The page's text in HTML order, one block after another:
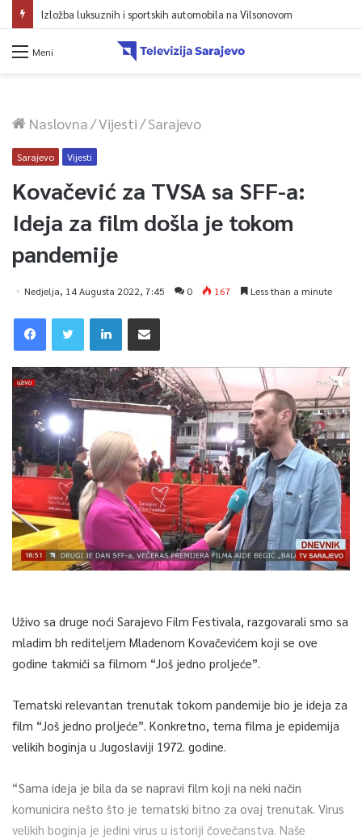
Izložba luksuznih i sportskih automobila na Vilsonovom
Meni
Naslovna/Vijesti/Sarajevo
Sarajevo Vijesti
Kovačević za TVSA sa SFF-a:
Ideja za film došla je tokom
pandemije
Nedjelja, 14 Augusta 2022, 7:45 0 167 Less than a minute
Uživo sa druge noći Sarajevo Film Festivala, razgovarali smo sa
mladim bh rediteljem Mladenom Kovačevićem koji se ove
godine takmiči sa filmom “Još jedno proljeće”.
Tematski relevantan trenutak tokom pandemije bio je ideja za
film “Još jedno proljeće”. Konkretno, tema filma je epidemija
velikih boginja u Jugoslaviji 1972. godine.
“Sama ideja je bila da se napravi film koji na neki način
komunicira nešto što je tematski bitno za ovaj trenutak. Virus
velikih boginja je jedini virus u istoriji čovečanstva. Naše